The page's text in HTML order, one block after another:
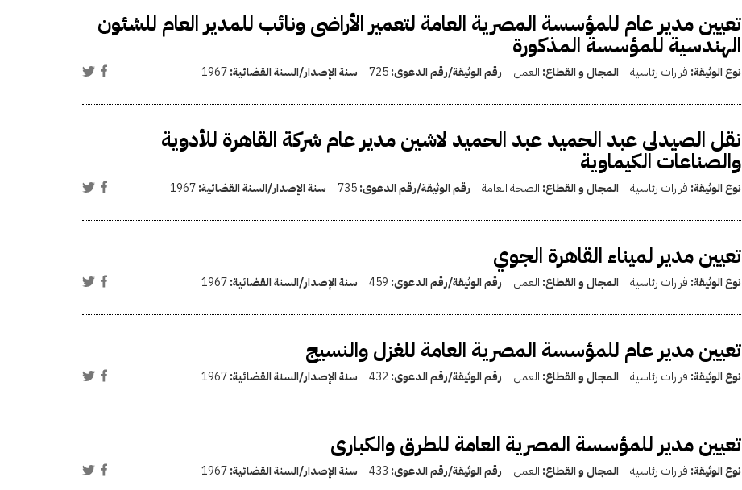
تعيين مدير عام للمؤسسة المصرية العامة لتعمير الأراضى ونائب للمدير العام للشئون
الهندسية للمؤسسة المذكورة
نوع الوثيقة: قرارات رئاسية المجال و القطاع: العمل رقم الوثيقة/رقم الدعوى:725 سنة الإصدار/السنة القضائية:1967
نقل الصيدلى عبد الحميد عبد الحميد لاشين مدير عام شركة القاهرة للأدوية
والصناعات الكيماوية
نوع الوثيقة: قرارات رئاسية المجال و القطاع: الصحة العامة رقم الوثيقة/رقم الدعوى:735 سنة الإصدار/السنة القضائية:1967
تعيين مدير لميناء القاهرة الجوي
نوع الوثيقة: قرارات رئاسية المجال و القطاع: العمل رقم الوثيقة/رقم الدعوى: 459 سنة الإصدار/السنة القضائية:1967
تعيين مدير عام للمؤسسة المصرية العامة للغزل والنسيج
نوع الوثيقة: قرارات رئاسية المجال و القطاع: العمل رقم الوثيقة/رقم الدعوى: 432 سنة الإصدار/السنة القضائية:1967
تعيين مدير للمؤسسة المصرية العامة للطرق والكبارى
نوع الوثيقة: قرارات رئاسية المجال و القطاع: العمل رقم الوثيقة/رقم الدعوى: 433 سنة الإصدار/السنة القضائية:1967